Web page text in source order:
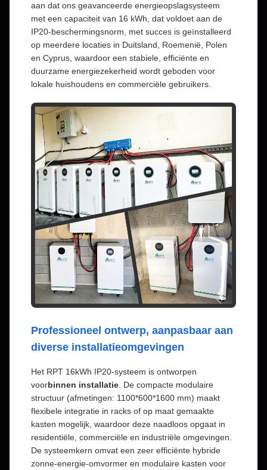
aan dat ons geavanceerde energieopslagsysteem
met een capaciteit van 16 kWh, dat voldoet aan de
IP20-beschermingsnorm, met succes is geïnstalleerd
op meerdere locaties in Duitsland, Roemenië, Polen
en Cyprus, waardoor een stabiele, efficiënte en
duurzame energiezekerheid wordt geboden voor
lokale huishoudens en commerciële gebruikers.
Professioneel ontwerp, aanpasbaar aan
diverse installatieomgevingen
Het RPT 16kWh IP20-systeem is ontworpen
voorbinnen installatie . De compacte modulaire
structuur (afmetingen: 1100*600*1600 mm) maakt
flexibele integratie in racks of op maat gemaakte
kasten mogelijk, waardoor deze naadloos opgaat in
residentiële, commerciële en industriële omgevingen.
De systeemkern omvat een zeer efficiënte hybride
zonne-energie-omvormer en modulaire kasten voor